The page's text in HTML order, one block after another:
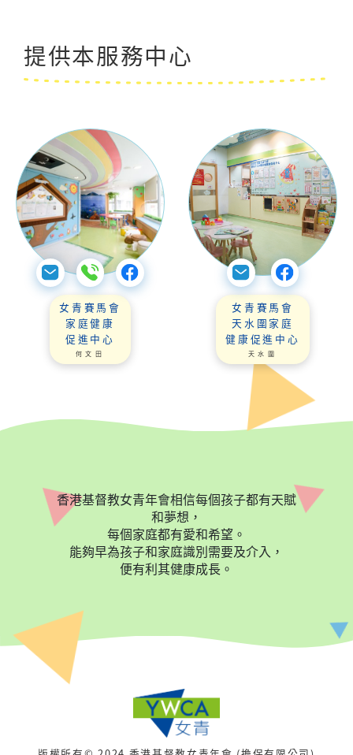
提供本服務中心
女青賽馬會
家庭健康
促進中心
何文田
女青賽馬會
天水圍家庭
健康促進中心
天水圍
香港基督教女青年會相信每個孩子都有天賦
和夢想，
每個家庭都有愛和希望。
能夠早為孩子和家庭識別需要及介入，
便有利其健康成長。